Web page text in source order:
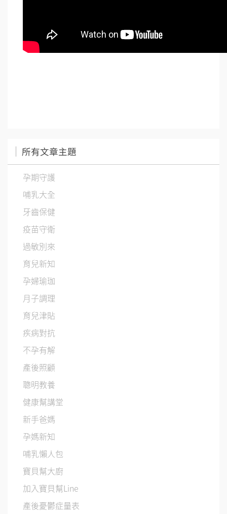
所有文章主題
孕期守護
哺乳大全
牙齒保健
疫苗守衛
過敏別來
育兒新知
孕婦瑜珈
月子調理
育兒津貼
疾病對抗
不孕有解
產後照顧
聰明教養
健康幫講堂
新手爸媽
孕媽新知
哺乳懶人包
寶貝幫大廚
加入寶貝幫Line
產後憂鬱症量表